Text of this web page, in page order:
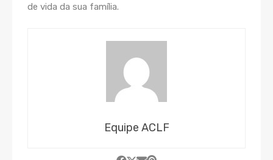
de vida da sua família.
Equipe ACLF